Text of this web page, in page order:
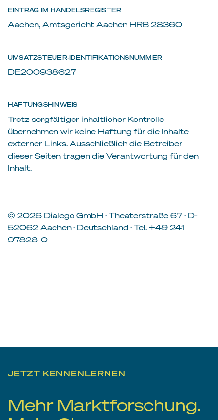
EINTRAG IM HANDELSREGISTER
Aachen, Amtsgericht Aachen HRB 28360
UMSATZSTEUER-IDENTIFIKATIONSNUMMER
DE200938627
HAFTUNGSHINWEIS
Trotz sorgfältiger inhaltlicher Kontrolle
übernehmen wir keine Haftung für die Inhalte
externer Links. Ausschließlich die Betreiber
dieser Seiten tragen die Verantwortung für den
Inhalt.
© 2026 Dialego GmbH · Theaterstraße 67 · D-
52062 Aachen · Deutschland · Tel. +49 241
97828-0
JETZT KENNENLERNEN
Mehr Marktforschung.